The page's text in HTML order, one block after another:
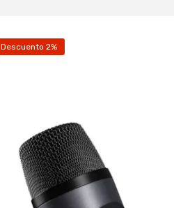
Descuento 2%